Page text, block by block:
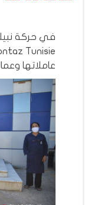
في حركة
عاملاتها